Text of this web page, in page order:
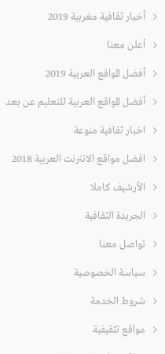
أخبار ثقافية مغربية 2019
أعلن معنا
أفضل المواقع العربية 2019
أفضل المواقع العربية للتعليم عن بعد
اخبار ثقافية منوعة
افضل مواقع الانترنت العربية 2018
الأرشيف كاملا
الجريدة الثقافية
تواصل معنا
سياسة الخصوصية
شروط الخدمة
مواقع تثقيفية